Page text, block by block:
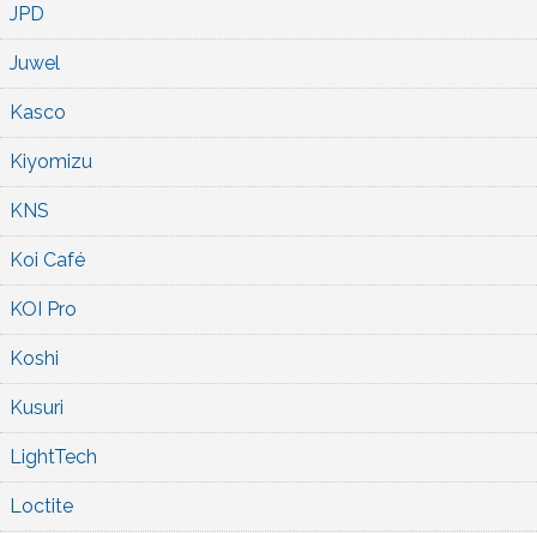
JPD
Juwel
Kasco
Kiyomizu
KNS
Koi Café
KOI Pro
Koshi
Kusuri
LightTech
Loctite